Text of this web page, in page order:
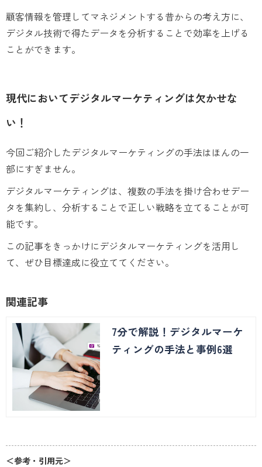
顧客情報を管理してマネジメントする昔からの考え方に、
デジタル技術で得たデータを分析することで効率を上げる
ことができます。
現代においてデジタルマーケティングは欠かせな
い！
今回ご紹介したデジタルマーケティングの手法はほんの一
部にすぎません。
デジタルマーケティングは、複数の手法を掛け合わせデー
タを集約し、分析することで正しい戦略を立てることが可
能です。
この記事をきっかけにデジタルマーケティングを活用し
て、ぜひ目標達成に役立ててください。
関連記事
7分で解説！デジタルマーケ
ティングの手法と事例6選
＜参考・引用元＞